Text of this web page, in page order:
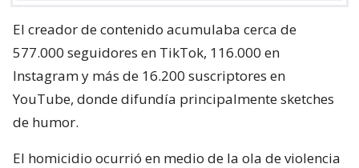
El creador de contenido acumulaba cerca de
577.000 seguidores en TikTok, 116.000 en
Instagram y más de 16.200 suscriptores en
YouTube, donde difundía principalmente sketches
de humor.
El homicidio ocurrió en medio de la ola de violencia